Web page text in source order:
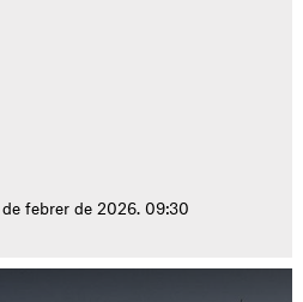
febrer de 2026. 09:30